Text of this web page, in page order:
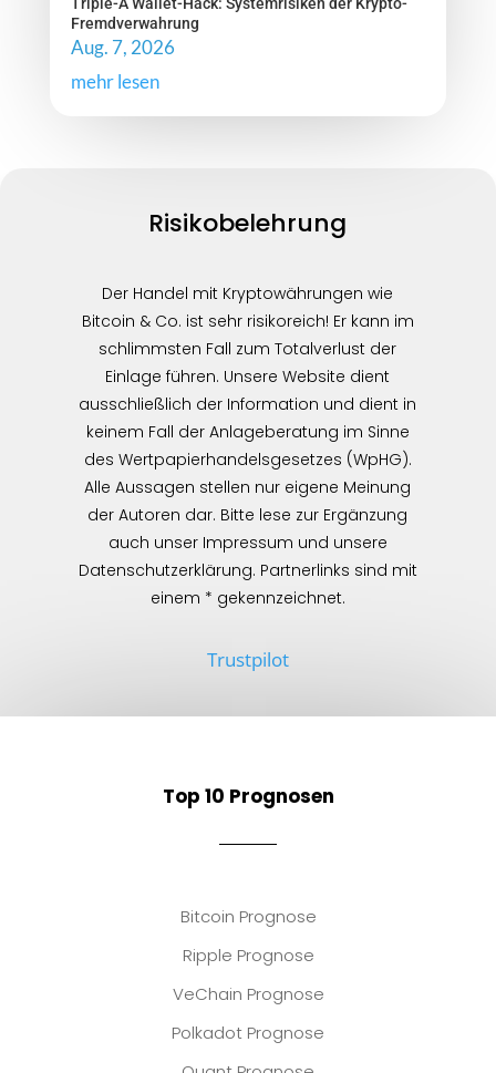
Fremdverwahrung
Aug. 7, 2026
mehr lesen
Risikobelehrung
Der Handel mit Kryptowährungen wie
Bitcoin & Co. ist sehr risikoreich! Er kann im
schlimmsten Fall zum Totalverlust der
Einlage führen. Unsere Website dient
ausschließlich der Information und dient in
keinem Fall der Anlageberatung im Sinne
des Wertpapierhandelsgesetzes (WpHG).
Alle Aussagen stellen nur eigene Meinung
der Autoren dar. Bitte lese zur Ergänzung
auch unser Impressum und unsere
Datenschutzerklärung. Partnerlinks sind mit
einem * gekennzeichnet.
Trustpilot
Top 10 Prognosen
Bitcoin Prognose
Ripple Prognose
VeChain Prognose
Polkadot Prognose